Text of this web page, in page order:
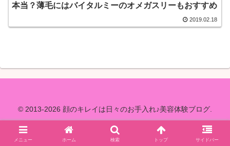
本当？薄毛にはバイタルミーのオメガスリーもおすすめ
2019.02.18
© 2013-2026 顔のキレイは日々のお手入れ♪美容体験ブログ.
メニュー ホーム 検索 トップ サイドバー